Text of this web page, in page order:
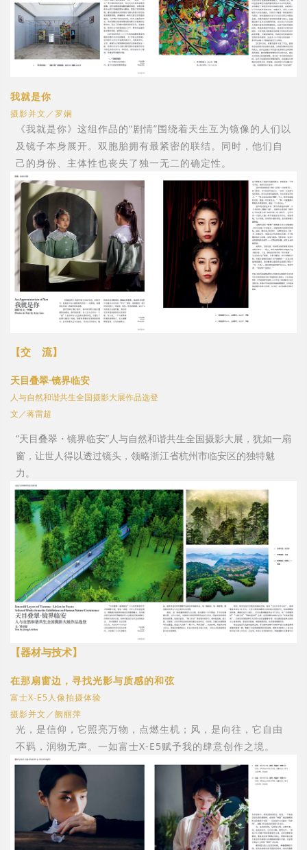
我就是你
摄影并文／罗娴
《我就是你》这组作品的“剧情”围绕着天生互为镜像的人们以
及镜子本身展开。双胞胎拥有最紧密的联结。同时，他们自
己的身份、主体性也丧失了独一无二的确定性。
【交 流】
天目叠翠·镜界临安
人与自然和谐共生全国摄影大展作品选登
文／蒋雷超
“天目叠翠・镜界临安”人与自然和谐共生全国摄影大展，犹如一扇
窗，让世人得以透过镜头，领略浙江省杭州市临安区的独特魅
力。
【器材与技术】
在那扇窗边，寻找光影与质感的和弦
富士X-E5人像拍摄体验
摄影并文／阙丽萍
光，是信仰，它照亮万物，点燃生机；风，是向往，它自由
不羁，润物无声。一如富士X-E5赋予我的肆意创作之境。